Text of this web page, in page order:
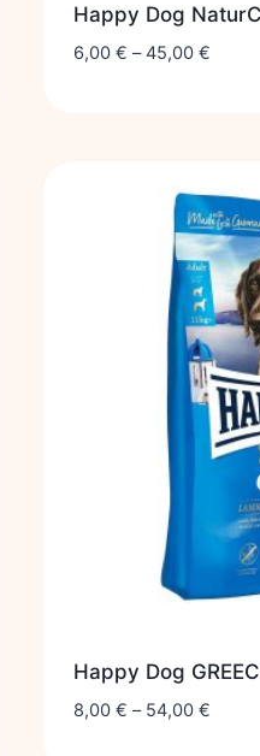
Happy Dog
6,00 € –45,00 €
Happy Dog
8,00 € – 54,00 €